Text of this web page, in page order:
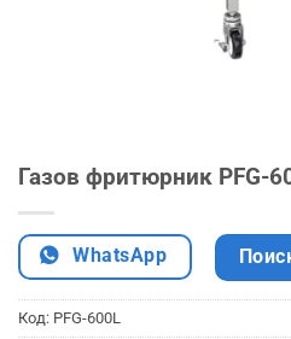
Газов фритюрник PFG-
WhatsApp
Код: PFG-600L